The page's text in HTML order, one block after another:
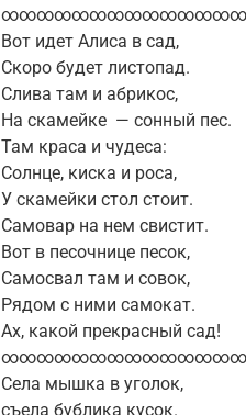
Вот идет Алиса в сад,
Скоро будет листопад.
Слива там и абрикос,
На скамейке — сонный пес.
Там краса и чудеса:
Солнце, киска и роса,
У скамейки стол стоит.
Самовар на нем свистит.
Вот в песочнице песок,
Самосвал там и совок,
Рядом с ними самокат.
Ах, какой прекрасный сад!
Села мышка в уголок,
съела бублика кусок.